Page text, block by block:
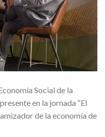
Social de la
en la jornada “El
de la economía de